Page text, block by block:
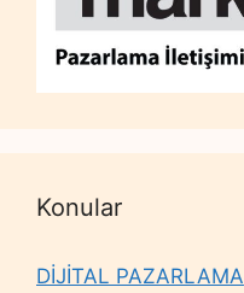
Konular
DİJİTAL PAZARLAMA